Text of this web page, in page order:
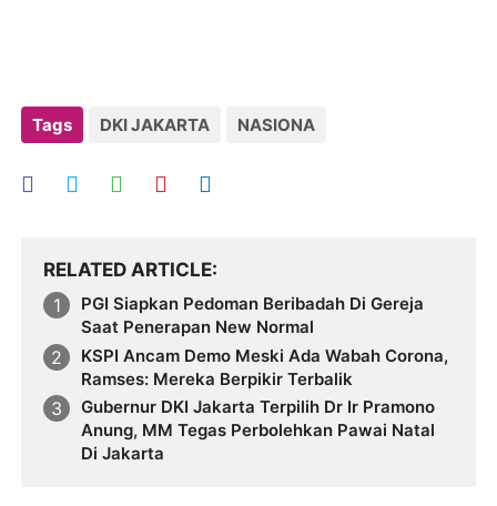
Tags DKI JAKARTA NASIONA
RELATED ARTICLE
PGI Siapkan Pedoman Beribadah Di Gereja
Saat Penerapan New Normal
KSPI Ancam Demo Meski Ada Wabah Corona,
Ramses: Mereka Berpikir Terbalik
Gubernur DKI Jakarta Terpilih Dr Ir Pramono
Anung, MM Tegas Perbolehkan Pawai Natal
Di Jakarta